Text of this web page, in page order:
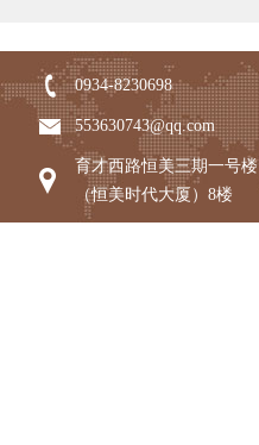
0934-8230698
553630743@qq.com
育才西路恒美三期一号楼
（恒美时代大厦）8楼